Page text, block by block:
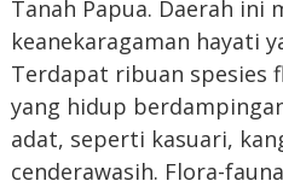
Tanah Papua. Daerah ini
keanekaragaman hayati
Terdapat ribuan spesies
yang hidup
adat, seperti kasuari,
cenderawasih. Flora-